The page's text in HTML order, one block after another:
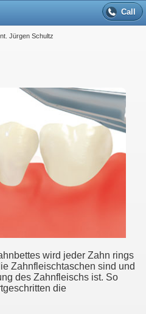
Call
Jürgen Schultz
wird jeder Zahn rings
Zahnfleischtaschen sind und
des Zahnfleischs ist. So
die